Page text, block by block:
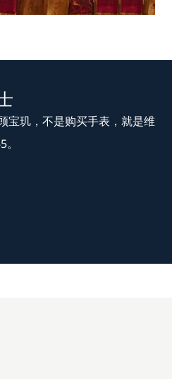
宝玑，不是购买手表，就是维